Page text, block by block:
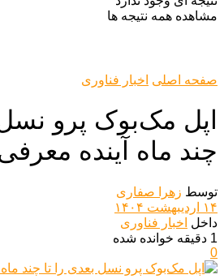
مشاهده همه نتیجه ها
صفحه اصلی اخبار فناوری
اپل مک‌بوک پرو نسل
چند ماه آینده
توسط زهرا صفاری
۱۴ اردیبهشت ۱۴۰۴
داخل اخبار فناوری
1 دقیقه خوانده شده
0